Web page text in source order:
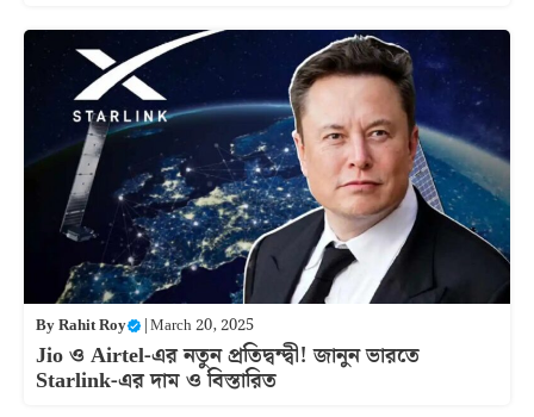
ByRahit Roy |March 20, 2025
Jio ও Airtel-এর নতুন প্রতিদ্বন্দ্বী! জানুন ভারতে
Starlink-এর দাম ও বিস্তারিত